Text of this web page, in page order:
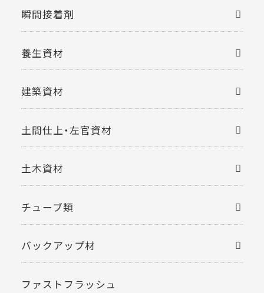
瞬間接着剤
養生資材
建築資材
土間仕上・左官資材
土木資材
チューブ類
バックアップ材
ファストフラッシュ